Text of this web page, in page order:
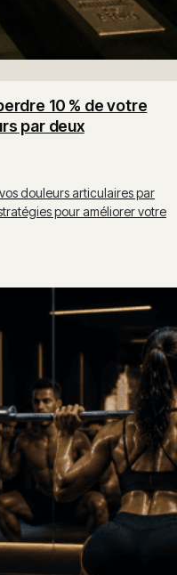
10 % de votre
par deux
douleurs articulaires par
pour améliorer votre